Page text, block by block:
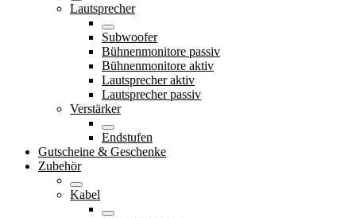
Lautsprecher
Subwoofer
Bühnenmonitore passiv
Bühnenmonitore aktiv
Lautsprecher aktiv
Lautsprecher passiv
Verstärker
Endstufen
Gutscheine & Geschenke
Zubehör
Kabel